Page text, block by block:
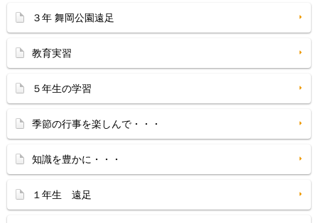
３年 舞岡公園遠足
教育実習
５年生の学習
季節の行事を楽しんで・・・
知識を豊かに・・・
１年生 遠足